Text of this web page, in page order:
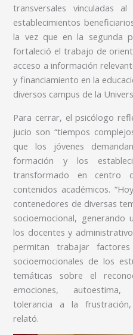
transversales vinculadas
establecimientos
la vez que en la segunda
fortaleció el trabajo de
acceso a información
y financiamiento en la
diversos campus de la
Para cerrar, el psicólogo
jucio son “tiempos
que los jóvenes
formación y los
transformado en centro
contenidos académicos.
contenedores de diversas
socioemocional,
los docentes y
permitan trabajar
socioemocionales de los
temáticas sobre el
emociones, autoestima,
tolerancia a la
relató.